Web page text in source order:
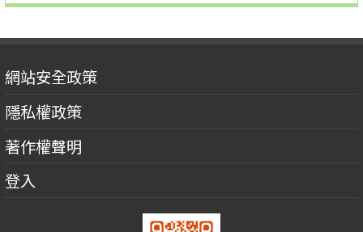
網站安全政策
隱私權政策
著作權聲明
登入